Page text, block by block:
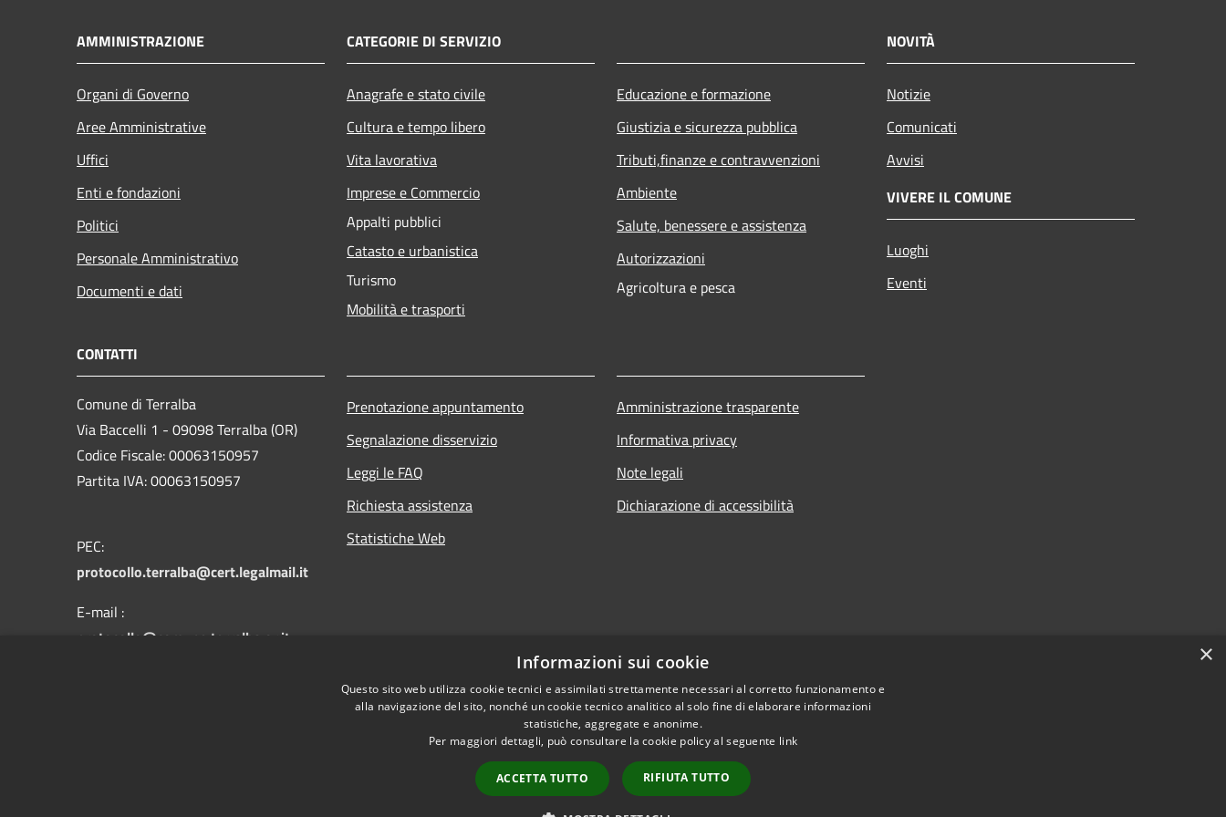
AMMINISTRAZIONE
Organi di Governo
Aree Amministrative
Uffici
Enti e fondazioni
Politici
Personale Amministrativo
Documenti e dati
CATEGORIE DI SERVIZIO
Anagrafe e stato civile
Cultura e tempo libero
Vita lavorativa
Imprese e Commercio
Appalti pubblici
Catasto e urbanistica
Turismo
Mobilità e trasporti
Educazione e formazione
Giustizia e sicurezza pubblica
Tributi,finanze e contravvenzioni
Ambiente
Salute, benessere e assistenza
Autorizzazioni
Agricoltura e pesca
NOVITÀ
Notizie
Comunicati
Avvisi
VIVERE IL COMUNE
Luoghi
Eventi
CONTATTI
Comune di Terralba
Via Baccelli 1 - 09098 Terralba (OR)
Codice Fiscale: 00063150957
Partita IVA: 00063150957
PEC:
protocollo.terralba@cert.legalmail.it
E-mail :
protocollo@comune.terralba.or.it
Prenotazione appuntamento
Segnalazione disservizio
Leggi le FAQ
Richiesta assistenza
Statistiche Web
Amministrazione trasparente
Informativa privacy
Note legali
Dichiarazione di accessibilità
Copyright © 2026 • Comune di Terralba • Powered by
×
Informazioni sui cookie
Questo sito web utilizza cookie tecnici e assimilati strettamente necessari al corretto funzionamento e
alla navigazione del sito, nonché un cookie tecnico analitico al solo fine di elaborare informazioni
statistiche, aggregate e anonime.
Per maggiori dettagli, può consultare la cookie policy al seguente link
ACCETTA TUTTO RIFIUTA TUTTO